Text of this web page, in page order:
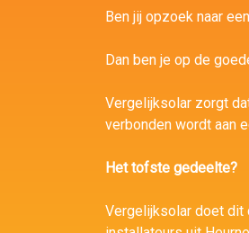
Ben jij opzoek naar
Dan ben je op de
Vergelijksolar zorgt
verbonden wordt aan
Het tofste gedeelte?
Vergelijksolar doet dit